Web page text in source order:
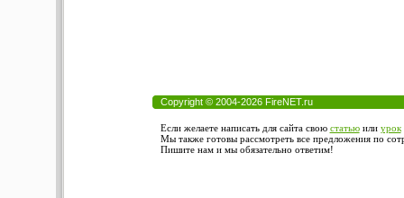
Copyright © 2004-2026 FireNET.ru
Если желаете написать для сайта свою статьюили урок
Мы также готовы рассмотреть все предложения по
Пишите нам и мы обязательно ответим!